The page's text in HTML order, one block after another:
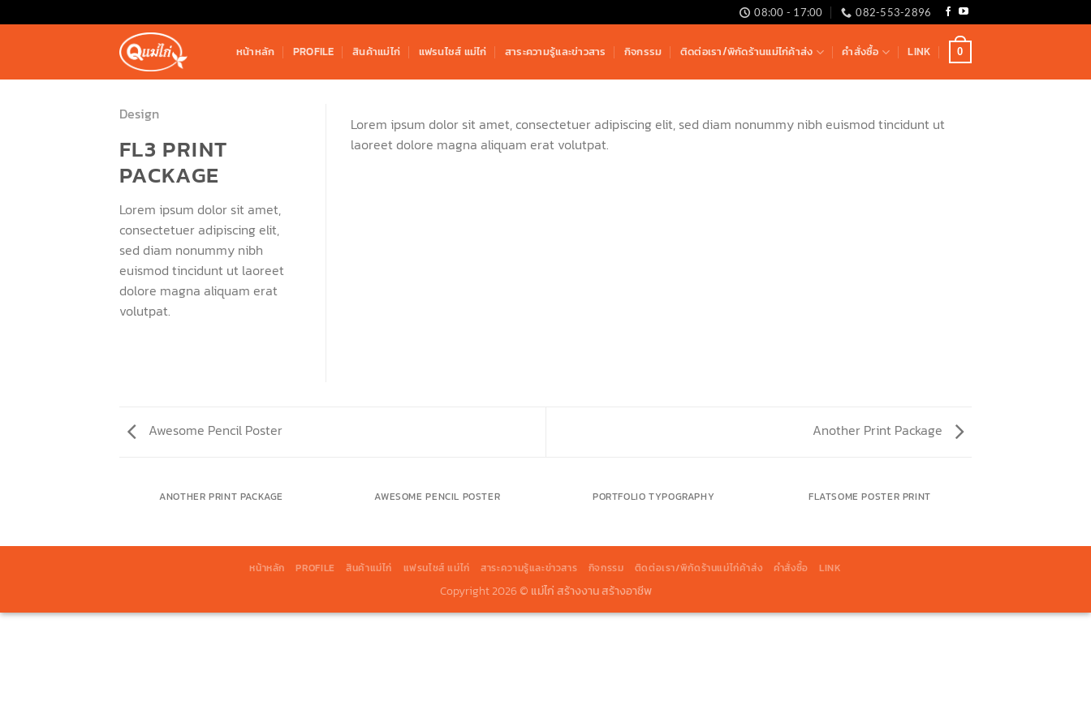
to
08:00 - 17:00 082-553-2896
หน้าหลัก PROFILE สินค้าแม่ไก่ แฟรนไชส์ แม่ไก่ สาระความรู้และข่าวสาร กิจกรรม ติดต่อเรา/พิกัดร้านแม่ไก่ค้าส่ง คำสั่งซื้อ LINK 0
Design
FL3 PRINT
PACKAGE
Lorem ipsum dolor sit amet,
consectetuer adipiscing elit,
sed diam nonummy nibh
euismod tincidunt ut laoreet
dolore magna aliquam erat
volutpat.
Lorem ipsum dolor sit amet, consectetuer adipiscing elit, sed diam nonummy nibh euismod tincidunt ut
laoreet dolore magna aliquam erat volutpat.
Awesome Pencil Poster Another Print Package
ANOTHER PRINT PACKAGE AWESOME PENCIL POSTER PORTFOLIO TYPOGRAPHY FLATSOME POSTER PRINT
หน้าหลัก PROFILE สินค้าแม่ไก่ แฟรนไชส์ แม่ไก่ สาระความรู้และข่าวสาร กิจกรรม ติดต่อเรา/พิกัดร้านแม่ไก่ค้าส่ง คำสั่งซื้อ LINK
Copyright 2026 © แม่ไก่ สร้างงาน สร้างอาชีพ